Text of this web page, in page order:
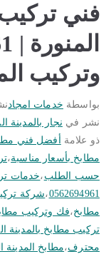
فني تركيب
وتركيب
بواسطة خدمات امجاد
نشر في نجار بالمدينة
ذو علامة
أفضل فني
مطابخ بأسعار مناسبة،
حسب الطلب ،خدمات
0562694961،شركة
مطابخ،فك وتركيب
تركيب مطابخ بالمدينة
محترف،مطابخ المدينة